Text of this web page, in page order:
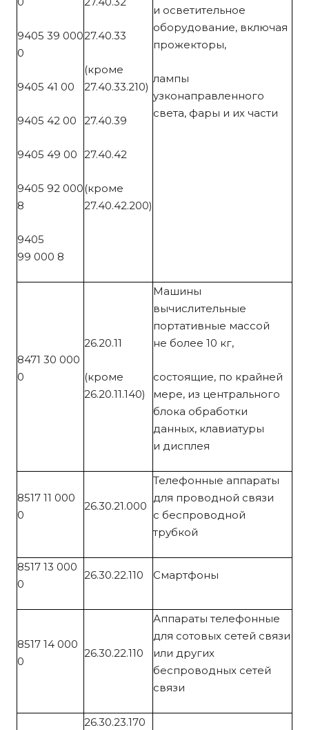
9405 39 000
0
9405 41 00
9405 42 00
9405 49 00
9405 92 000
8
9405
99 000 8
27.40.33
(кроме
27.40.33.210)
27.40.39
27.40.42
(кроме
27.40.42.200)
и осветительное
оборудование, включая
прожекторы,
лампы
узконаправленного
света, фары и их части
8471 30 000
0
26.20.11
(кроме
26.20.11.140)
Машины
вычислительные
портативные массой
не более 10 кг,
состоящие, по крайней
мере, из центрального
блока обработки
данных, клавиатуры
и дисплея
8517 11 000
0
26.30.21.000
Телефонные аппараты
для проводной связи
с беспроводной
трубкой
8517 13 000
0
26.30.22.110 Смартфоны
8517 14 000
0
26.30.22.110
Аппараты телефонные
для сотовых сетей связи
или других
беспроводных сетей
связи
26.30.23.170